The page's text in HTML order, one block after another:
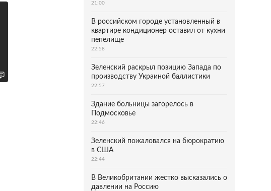
21:00
В российском городе установленный в
квартире кондиционер оставил от кухни
пепелище
22:58
Зеленский раскрыл позицию Запада по
производству Украиной баллистики
22:57
Здание больницы загорелось в
Подмосковье
22:46
Зеленский пожаловался на бюрократию
в США
22:44
В Великобритании жестко высказались о
давлении на Россию